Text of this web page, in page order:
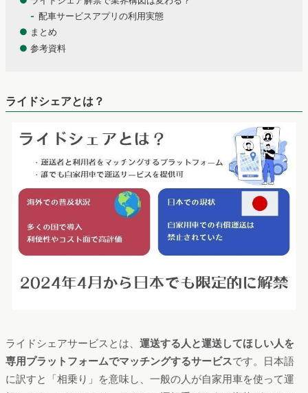
配車サービスアプリの利用実態
● まとめ
● 参考資料
ライドシェアとは？
ライドシェアサービスとは、 運送する人と運送してほしい人を
専用プラットフォームでマッチングするサービスです。日本語
に訳すと「相乗り」を意味し、一般の人が自家用車を使って運